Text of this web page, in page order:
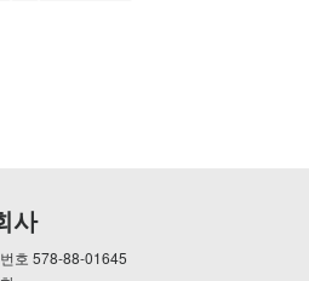
사
호 578-88-01645